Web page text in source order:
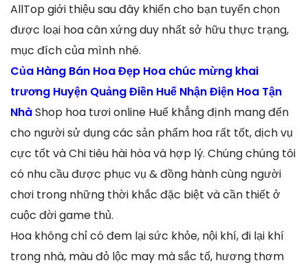
AllTop giới thiệu sau đây khiến cho bạn tuyển chọn
được loại hoa cân xứng duy nhất sở hữu thực trạng,
mục đích của mình nhé.
Của Hàng Bán Hoa Đẹp Hoa chúc mừng khai
trương Huyện Quảng Điền Huế Nhận Điện Hoa Tận
NhàShop hoa tươi online Huế khẳng định mang đến
cho người sử dụng các sản phẩm hoa rất tốt, dịch vụ
cực tốt và Chi tiêu hài hòa và hợp lý. Chúng chúng tôi
có nhu cầu được phục vụ & đồng hành cùng người
chơi trong những thời khắc đặc biệt và cần thiết ở
cuộc đời game thủ.
Hoa không chỉ có đem lại sức khỏe, nội khí, đi lại khí
trong nhà, màu đỏ lộc may mà sắc tố, hương thơm